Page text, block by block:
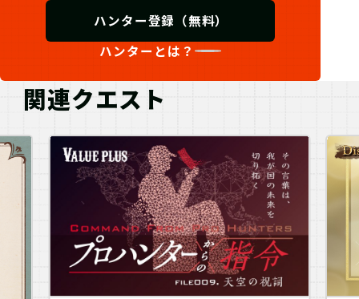
ハンター登録（無料）
ハンターとは？
関連クエスト